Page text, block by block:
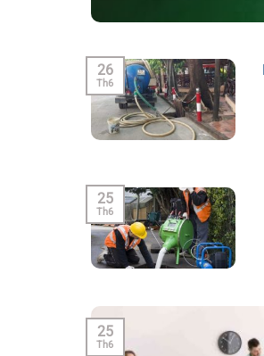
26
Th6
25
Th6
25
Th6